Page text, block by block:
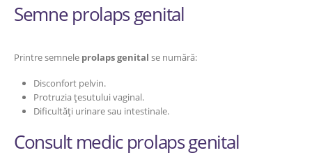
Semne prolaps genital
Printre semnele prolaps genital se numără:
Disconfort pelvin.
Protruzia țesutului vaginal.
Dificultăți urinare sau intestinale.
Consult medic prolaps genital